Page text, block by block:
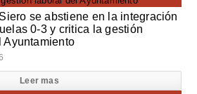
se abstiene en la integración
0-3 y critica la gestión
Ayuntamiento
Leer mas